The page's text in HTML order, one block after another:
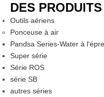
DES PRODUITS
Outils aériens
Ponceuse à air
Pandsa Series-Water à
Super série
Série ROS
série SB
autres séries